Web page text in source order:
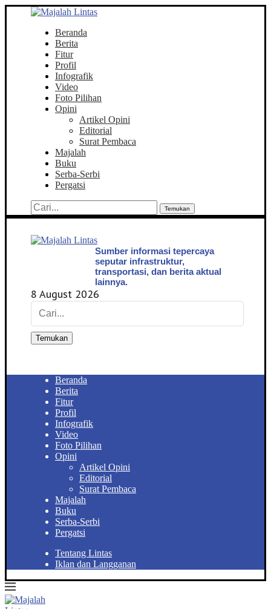
Beranda
Berita
Fitur
Profil
Infografik
Video
Foto Pilihan
Opini
Artikel Opini
Editorial
Surat Pembaca
Majalah
Buku
Serba-Serbi
Pergatsi
Temukan
Sumber informasi tepercaya
seputar infrastruktur,
transportasi, dan berita aktual
lainnya.
8 August 2026
Temukan
Beranda
Berita
Fitur
Profil
Infografik
Video
Foto Pilihan
Opini
Artikel Opini
Editorial
Surat Pembaca
Majalah
Buku
Serba-Serbi
Pergatsi
Tentang Lintas
Iklan dan Langganan